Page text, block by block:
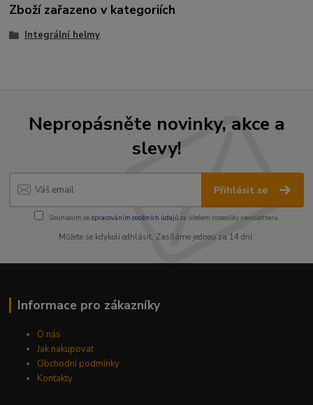
Zboží zařazeno v kategoriích
Integrální helmy
Nepropásněte novinky, akce a
slevy!
Přihlásit se
Souhlasím se zpracováním osobních údajůza účelem rozesílky newsletteru.
Můžete se kdykoli odhlásit. Zasíláme jednou za 14 dní.
Informace pro zákazníky
O nás
Jak nakupovat
Obchodní podmínky
Kontakty